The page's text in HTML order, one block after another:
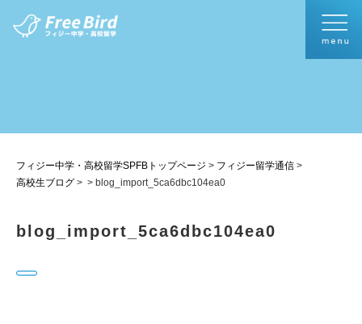
フィジー中学・高校留学SPFBトップページ > フィジー留学通信 >
高校生ブログ > > blog_import_5ca6dbc104ea0
blog_import_5ca6dbc104ea0